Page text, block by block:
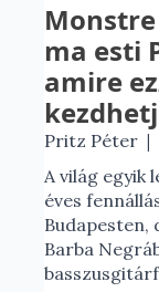
ma esti
amire
Pritz Péter |
A világ egyik
éves
Budapesten,
Barba